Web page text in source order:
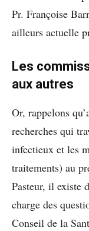
Pr. Françoise
ailleurs actuelle
Les
aux autres
Or, rappelons
recherches qui
infectieux et les
traitements) au
Pasteur, il existe
charge des
Conseil de la